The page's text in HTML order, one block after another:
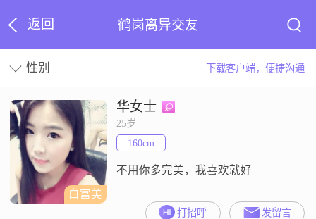
返回 鹤岗离异交友
性别 下载客户端，便捷沟通
白富美
华女士
25岁
160cm
不用你多完美，我喜欢就好
打招呼 发留言